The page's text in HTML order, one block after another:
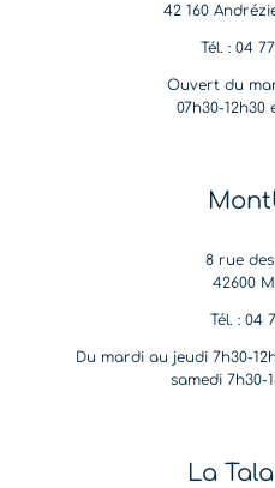
42 160
Tél. : 04
Ouvert du
07h30-12h30
8 rue
42600
Tél. : 04
Du mardi au jeudi 7h30-
samedi 7h30-
La